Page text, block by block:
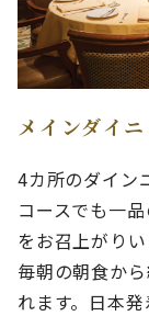
メインダイ
4カ所のダイン
コースでも一
をお召上がり
毎朝の朝食か
れます。日本